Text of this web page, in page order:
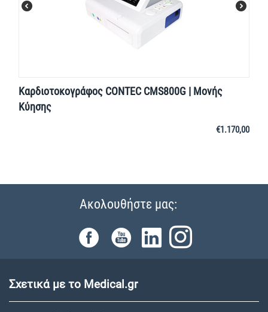
Καρδιοτοκογράφος CONTEC CMS800G | Μονής
Κύησης
€1.170,00
Ακολουθήστε μας:
Σχετικά με το Medical.gr